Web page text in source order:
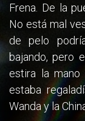
Frena. De la
No está mal
de pelo
bajando, pero
estira la
estaba
Wanda y la